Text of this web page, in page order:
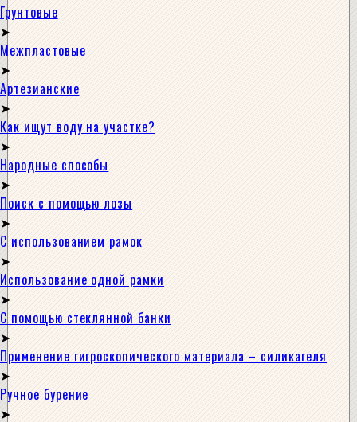
Грунтовые
Межпластовые
Артезианские
Как ищут воду на участке?
Народные способы
Поиск с помощью лозы
С использованием рамок
Использование одной рамки
С помощью стеклянной банки
Применение гигроскопического материала – силикагеля
Ручное бурение